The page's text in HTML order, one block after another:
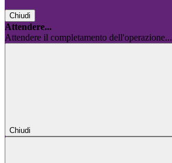
Chiudi
Attendere...
Attendere il completamento dell'operazione...
Chiudi